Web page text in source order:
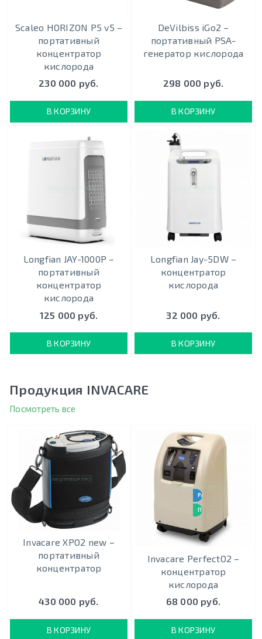
Scaleo HORIZON P5 v5 –
портативный
концентратор
кислорода
230 000 руб.
В КОРЗИНУ
DeVilbiss iGo2 –
портативный PSA-
генератор кислорода
298 000 руб.
В КОРЗИНУ
Longfian JAY-1000P –
портативный
концентратор
кислорода
125 000 руб.
В КОРЗИНУ
Longfian Jay-5DW –
концентратор
кислорода
32 000 руб.
В КОРЗИНУ
Продукция INVACARE
Посмотреть все
Invacare XPO2 new –
портативный
концентратор
430 000 руб.
В КОРЗИНУ
РАБОТАЕТ 24 / 7
ПОДХОДИТ ДЛЯ ИВЛ
Invacare PerfectO2 –
концентратор
кислорода
68 000 руб.
В КОРЗИНУ